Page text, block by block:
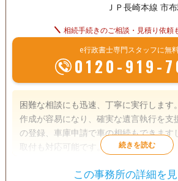
ＪＰ長崎本線 市
相続手続きのご相談・見積り依頼
e行政書士専門スタッフに無
0120-919-
困難な相談にも迅速、丁寧に実行します
作成が容易になり、確実な遺言執行を
の登録、車庫申請で車の相続もできます
取付も対応可能です。
この事務所の詳細を